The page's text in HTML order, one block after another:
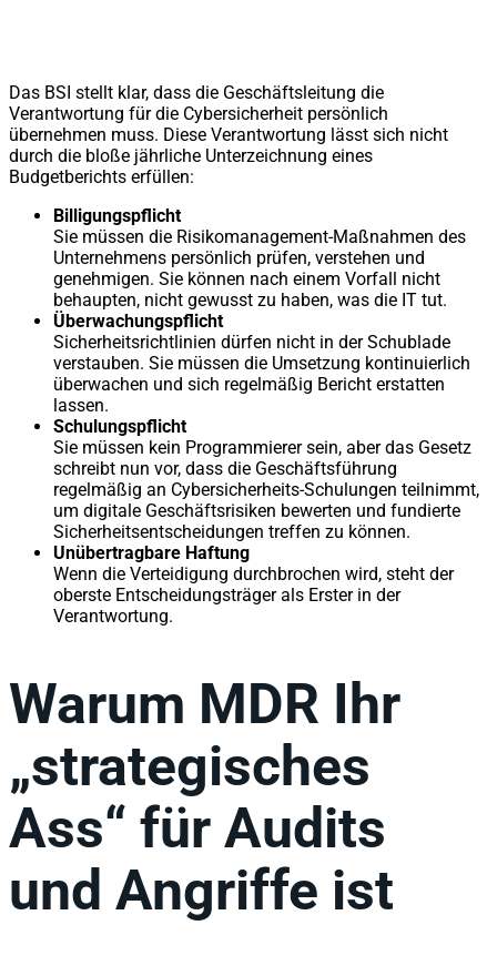
Das BSI stellt klar, dass die Geschäftsleitung die
Verantwortung für die Cybersicherheit persönlich
übernehmen muss. Diese Verantwortung lässt sich nicht
durch die bloße jährliche Unterzeichnung eines
Budgetberichts erfüllen:
Billigungspflicht
Sie müssen die Risikomanagement-Maßnahmen des
Unternehmens persönlich prüfen, verstehen und
genehmigen. Sie können nach einem Vorfall nicht
behaupten, nicht gewusst zu haben, was die IT tut.
Überwachungspflicht
Sicherheitsrichtlinien dürfen nicht in der Schublade
verstauben. Sie müssen die Umsetzung kontinuierlich
überwachen und sich regelmäßig Bericht erstatten
lassen.
Schulungspflicht
Sie müssen kein Programmierer sein, aber das Gesetz
schreibt nun vor, dass die Geschäftsführung
regelmäßig an Cybersicherheits-Schulungen teilnimmt,
um digitale Geschäftsrisiken bewerten und fundierte
Sicherheitsentscheidungen treffen zu können.
Unübertragbare Haftung
Wenn die Verteidigung durchbrochen wird, steht der
oberste Entscheidungsträger als Erster in der
Verantwortung.
Warum MDR Ihr
„strategisches
Ass“ für Audits
und Angriffe ist